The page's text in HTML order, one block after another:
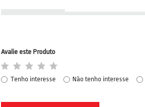
Avalie este Produto
Tenho interesse Não tenho interesse